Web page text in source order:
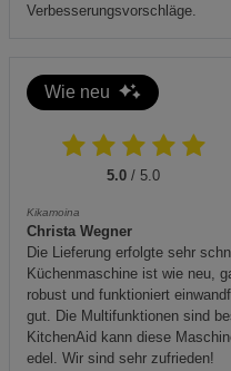
Verbesserungsvorschläge.
Wie neu
5.0 / 5.0
Kikamoina
Christa Wegner
Die Lieferung erfolgte sehr
Küchenmaschine ist wie neu,
robust und funktioniert
gut. Die Multifunktionen sind
KitchenAid kann diese
edel. Wir sind sehr zufrieden!